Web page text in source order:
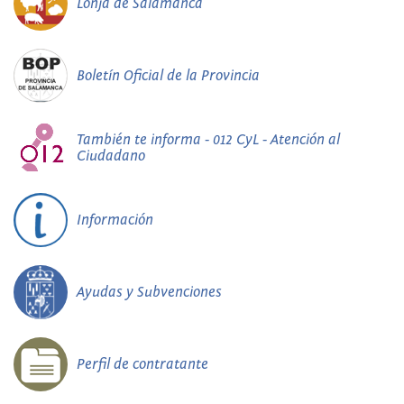
Boletín Oficial de la Provincia
También te informa - 012 CyL - Atención al
Ciudadano
Información
Ayudas y Subvenciones
Perfil de contratante